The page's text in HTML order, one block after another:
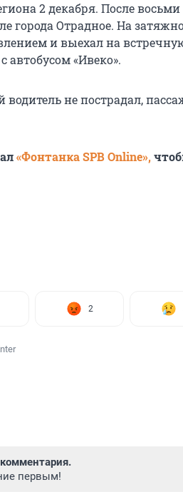
2 декабря. После восьми
города Отрадное. На
и выехал на
автобусом «Ивеко».
не пострадал,
«Фонтанка SPB Online»,
2
первым!